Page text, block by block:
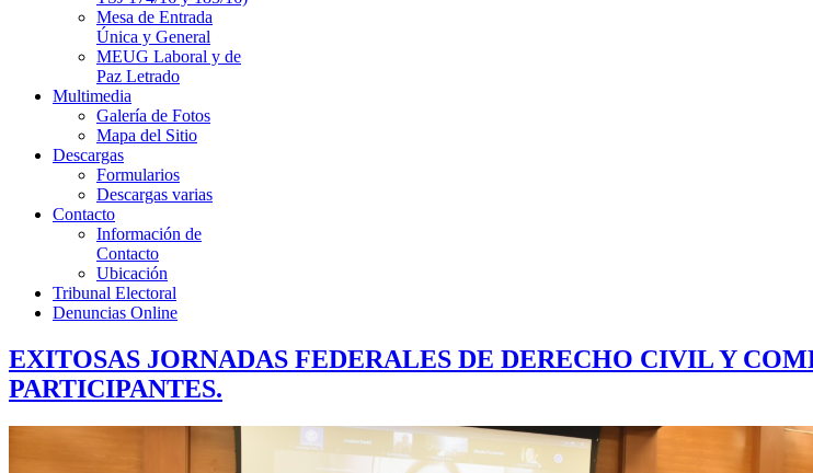
Mesa de Entrada
Única y General
MEUG Laboral y de
Paz Letrado
Multimedia
Galería de Fotos
Mapa del Sitio
Descargas
Formularios
Descargas varias
Contacto
Información de
Contacto
Ubicación
Tribunal Electoral
Denuncias Online
EXITOSAS JORNADAS FEDERALES DE DERECHO CIVIL Y
PARTICIPANTES.